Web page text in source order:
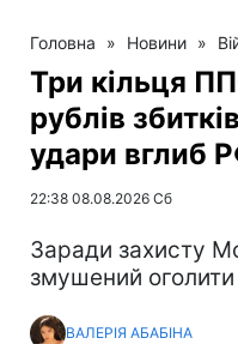
Головна » Новини »
Три кільця
рублів
удари вглиб
22:38 08.08.2026 Сб
Заради захисту
змушений
ВАЛЕРІЯ АБАБІНА